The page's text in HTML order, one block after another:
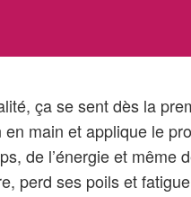
ça se sent dès la
main et applique le
de l’énergie et même
perd ses poils et